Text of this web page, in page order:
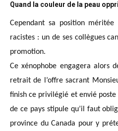
Quand la couleur de la peau
Cependant sa position
racistes : un de ses collègues
promotion.
Ce xénophobe engagera alors
retrait de l’offre sacrant
finish ce privilégié et envié poste
de ce pays stipule qu’il faut
province du Canada pour y